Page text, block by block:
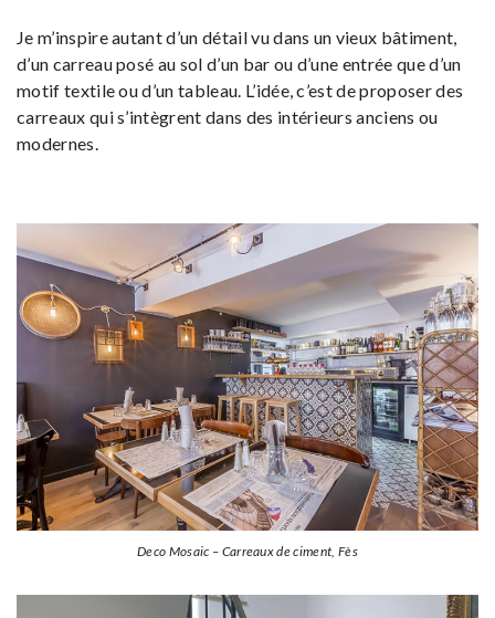
Je m’inspire autant d’un détail vu dans un vieux bâtiment,
d’un carreau posé au sol d’un bar ou d’une entrée que d’un
motif textile ou d’un tableau. L’idée, c’est de proposer des
carreaux qui s’intègrent dans des intérieurs anciens ou
modernes.
Deco Mosaic – Carreaux de ciment, Fès